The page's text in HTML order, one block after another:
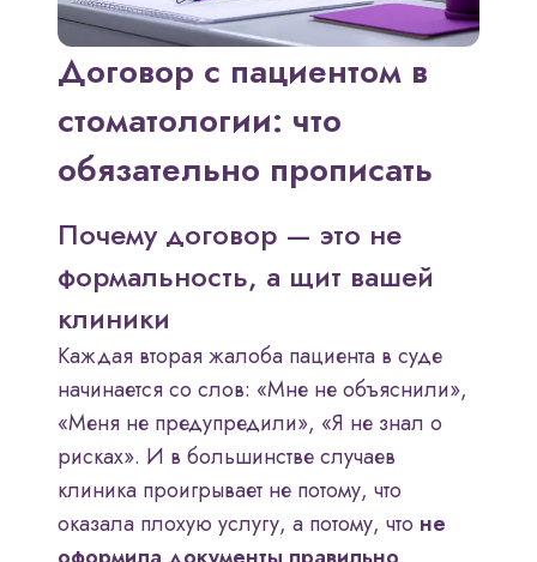
Договор с пациентом в
стоматологии: что
обязательно прописать
Почему договор — это не
формальность, а щит вашей
клиники
Каждая вторая жалоба пациента в суде
начинается со слов: «Мне не объяснили»,
«Меня не предупредили», «Я не знал о
рисках». И в большинстве случаев
клиника проигрывает не потому, что
оказала плохую услугу, а потому, что не